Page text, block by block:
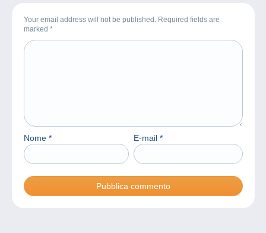
Your email address will not be published. Required fields are
marked *
Nome * E-mail *